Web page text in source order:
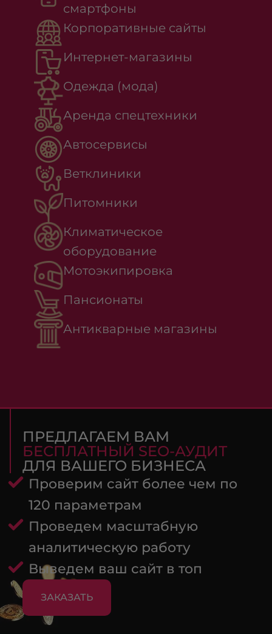
смартфоны
Корпоративные сайты
Интернет-магазины
Одежда (мода)
Аренда спецтехники
Автосервисы
Ветклиники
Питомники
Климатическое
оборудование
Мотоэкипировка
Пансионаты
Антикварные магазины
ПРЕДЛАГАЕМ ВАМ
БЕСПЛАТНЫЙ SEO-АУДИТ
ДЛЯ ВАШЕГО БИЗНЕСА
Проверим сайт более чем по
120 параметрам
Проведем масштабную
аналитическую работу
Выведем ваш сайт в топ
ЗАКАЗАТЬ